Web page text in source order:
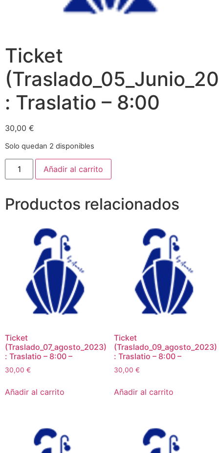
Ticket
: Traslatio – 8:00
30,00 €
Solo quedan 2 disponibles
Añadir al carrito
Productos relacionados
Ticket
(Traslado_07_agosto_2023)
: Traslatio – 8:00 –
30,00 €
Añadir al carrito
Ticket
(Traslado_09_agosto_2023)
: Traslatio – 8:00 –
30,00 €
Añadir al carrito